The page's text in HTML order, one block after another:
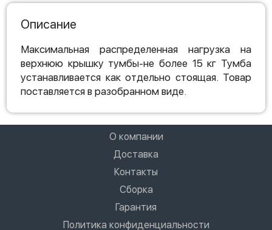
Описание
Максимальная распределенная нагрузка на
верхнюю крышку тумбы-не более 15 кг Тумба
устанавливается как отдельно стоящая. Товар
поставляется в разобранном виде.
О компании
Доставка
Контакты
Сборка
Гарантия
Политика конфиденциальности